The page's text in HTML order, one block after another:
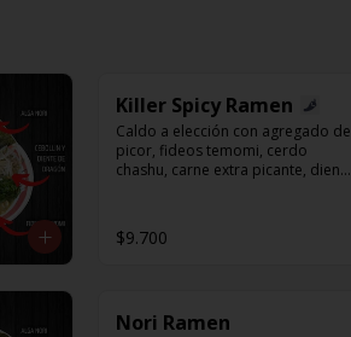
Killer Spicy Ramen
Caldo a elección con agregado de
picor, fideos temomi, cerdo
chashu, carne extra picante, diente
$9.700
Nori Ramen